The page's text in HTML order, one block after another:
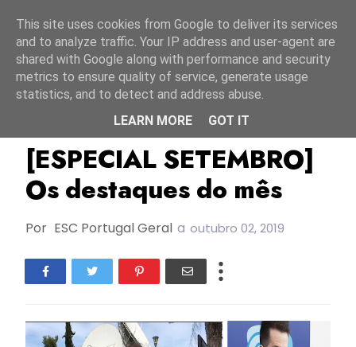
Escportugal Especial TOP
[ESPECIAL SETEMBRO]
Os destaques do mês
Por ESC Portugal Geral a outubro 02, 2019
This site uses cookies from Google to deliver its services
and to analyze traffic. Your IP address and user-agent are
shared with Google along with performance and security
metrics to ensure quality of service, generate usage
statistics, and to detect and address abuse.
LEARN MORE
GOT IT